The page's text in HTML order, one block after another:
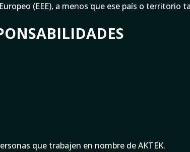
(EEE), a menos que ese país o
que trabajen en nombre de AKTEK.